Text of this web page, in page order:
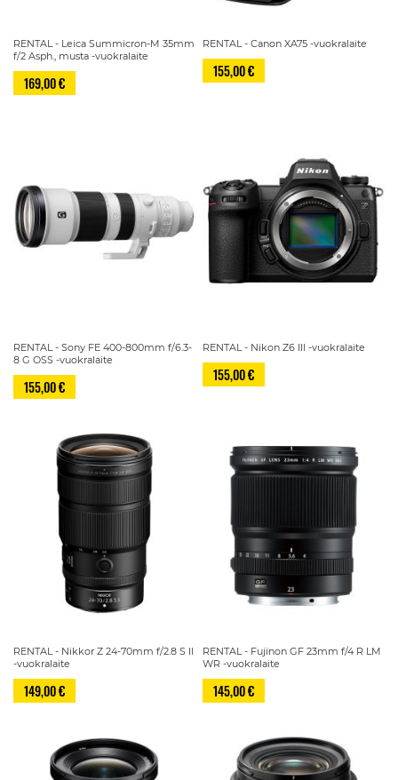
RENTAL - Leica Summicron-M 35mm
f/2 Asph., musta -vuokralaite
169,00 €
RENTAL - Canon XA75 -vuokralaite
155,00 €
RENTAL - Sony FE 400-800mm f/6.3-
8 G OSS -vuokralaite
155,00 €
RENTAL - Nikon Z6 III -vuokralaite
155,00 €
RENTAL - Nikkor Z 24-70mm f/2.8 S II
-vuokralaite
149,00 €
RENTAL - Fujinon GF 23mm f/4 R LM
WR -vuokralaite
145,00 €